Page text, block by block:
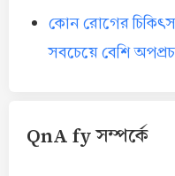
কোন রোগের
সবচেয়ে বেশি
QnA fy সম্পর্কে